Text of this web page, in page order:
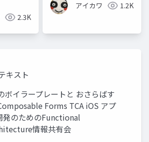
2.3K
アイカワ 1.2K
キスト
ボイラープレートと おさらばす
Forms TCA iOS アプ
発のためのFunctional
情報共有会